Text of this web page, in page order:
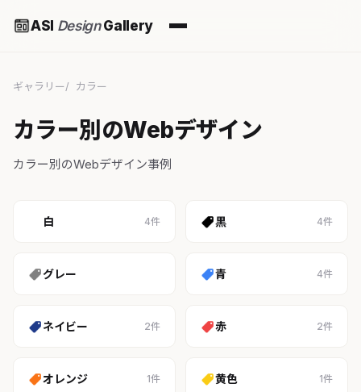
ASI DesignGallery
ギャラリー カラー
カラー別のWebデザイン
カラー別のWebデザイン事例
白 4件 黒 4件
グレー 青 4件
ネイビー 2件 赤 2件
オレンジ 1件 黄色 1件